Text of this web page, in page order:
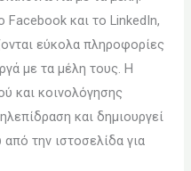
και το LinkedIn,
εύκολα πληροφορίες
με τα μέλη τους. Η
και κοινολόγησης
και δημιουργεί
την ιστοσελίδα για